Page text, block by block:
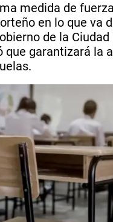
medida de
en lo que va
de la Ciudad
que garantizará la